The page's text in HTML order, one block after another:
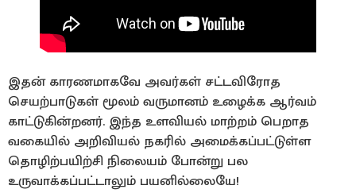
இதன் காரணமாகவே அவர்கள் சட்டவிரோத
செயற்பாடுகள் மூலம் வருமானம் உழைக்க ஆர்வம்
காட்டுகின்றனர். இந்த உளவியல் மாற்றம் பெறாத
வகையில் அறிவியல் நகரில் அமைக்கப்பட்டுள்ள
தொழிற்பயிற்சி நிலையம் போன்று பல
உருவாக்கப்பட்டாலும் பயனில்லையே!